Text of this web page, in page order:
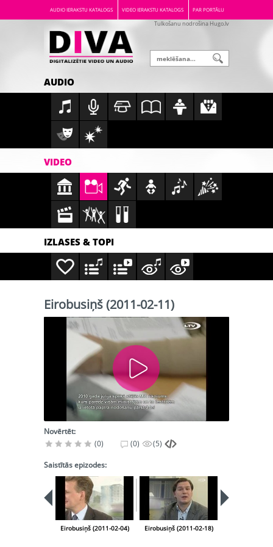
AUDIO IERAKSTU KATALOGS VIDEO IERAKSTU KATALOGS PAR PORTĀLU
Tulkošanu nodrošina Hugo.lv
AUDIO
VIDEO
IZLASES & TOPI
Eirobusiņš (2011-02-11)
Novērtēt:
(0)
(0) (5)
Saistītās epizodes:
Eirobusiņš (2011-02-04) Eirobusiņš (2011-02-18)